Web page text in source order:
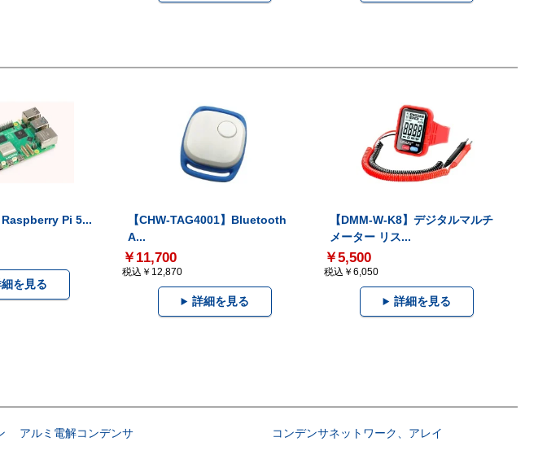
Raspberry Pi 5...
を見る
【CHW-TAG4001】Bluetooth
A...
￥11,700
税込￥12,870
詳細を見る
【DMM-W-K8】デジタルマルチ
メーター リス...
￥5,500
税込￥6,050
詳細を見る
アルミ電解コンデンサ コンデンサネットワーク、アレイ